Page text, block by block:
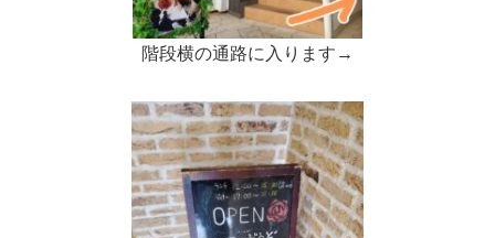
階段横の通路に入ります→